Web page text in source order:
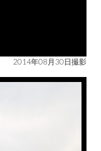
2014年08月30日撮影